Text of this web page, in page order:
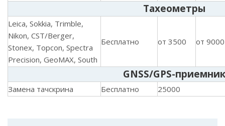
Тахеометры
Leica, Sokkia, Trimble,
Nikon, CST/Berger,
Stonex, Topcon, Spectra
Precision, GeoMAX, South
Бесплатно от 3500 от 9000
GNSS/GPS-приемник
Замена тачскрина Бесплатно 25000